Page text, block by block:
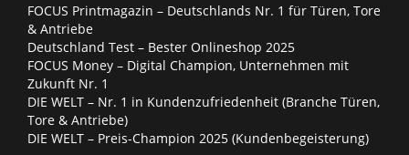
FOCUS Printmagazin – Deutschlands Nr. 1 für Türen, Tore
& Antriebe
Deutschland Test – Bester Onlineshop 2025
FOCUS Money – Digital Champion, Unternehmen mit
Zukunft Nr. 1
DIE WELT – Nr. 1 in Kundenzufriedenheit (Branche Türen,
Tore & Antriebe)
DIE WELT – Preis-Champion 2025 (Kundenbegeisterung)